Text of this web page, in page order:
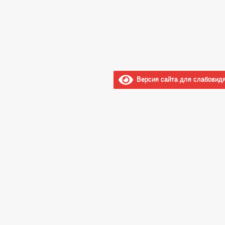
Версия сайта для